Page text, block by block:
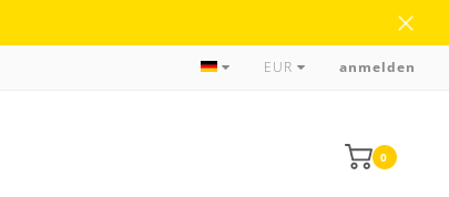
zuverlässige Abwicklung und Lieferung
EUR anmelden
0